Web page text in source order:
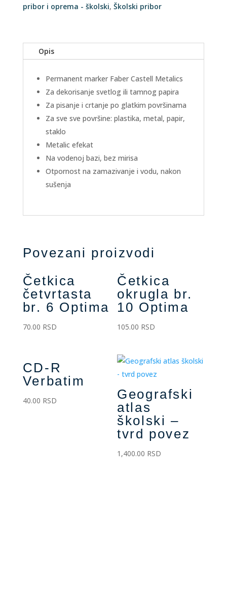
pribor i oprema - školski, Školski pribor
Opis
Permanent marker Faber Castell Metalics
Za dekorisanje svetlog ili tamnog papira
Za pisanje i crtanje po glatkim površinama
Za sve sve površine: plastika, metal, papir,
staklo
Metalic efekat
Na vodenoj bazi, bez mirisa
Otpornost na zamazivanje i vodu, nakon
sušenja
Povezani proizvodi
Četkica
četvrtasta
br. 6 Optima
70.00 RSD
Četkica
okrugla br.
10 Optima
105.00 RSD
CD-R
Verbatim
40.00 RSD
Geografski
atlas
školski –
tvrd povez
1,400.00 RSD